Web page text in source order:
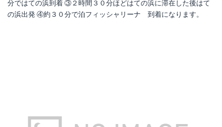
分ではての浜到着 ③２時間３０分ほどはての浜に滞在した後はて
の浜出発 ④約３０分で泊フィッシャリーナ 到着になります。